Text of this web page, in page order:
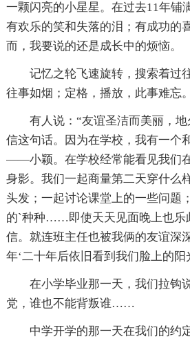
一颗闪亮的小星星。在过去11年铺
有欢乐的笑和失落的泪；有成功的
而，我要说的还是成长中的烦恼。
记忆之轮飞速旋转，搜索着过往
往事如烟；定格，播放，此事难忘。
有人说：“友谊圣洁而美丽，地
信这句话。因为在学校，我有一个
——小颖。在学校经常能看见我们
身影。我们一起商量第二天穿什么
头发；一起讨论课堂上的一些问题
的`种种……即使天天见面晚上也乐
信。就连班主任也被我俩的友谊深
年‘二十年后依旧看到我们脸上的
在小学毕业那一天，我们拉钩
党，谁也不能背叛谁……
中学开学的那一天在我们的约定